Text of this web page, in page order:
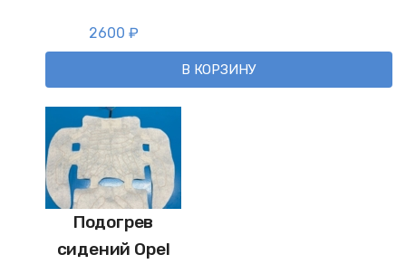
2600 ₽
В КОРЗИНУ
Подогрев
сидений Opel